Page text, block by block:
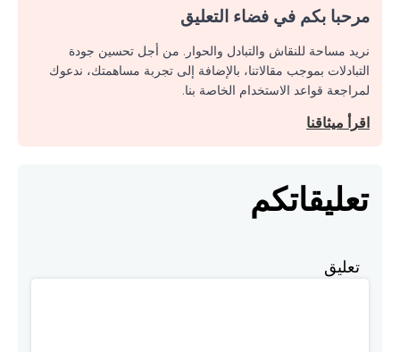
مرحبا بكم في فضاء التعليق
نريد مساحة للنقاش والتبادل والحوار. من أجل تحسين جودة
التبادلات بموجب مقالاتنا، بالإضافة إلى تجربة مساهمتك، ندعوك
لمراجعة قواعد الاستخدام الخاصة بنا.
اقرأ ميثاقنا
تعليقاتكم
تعليق